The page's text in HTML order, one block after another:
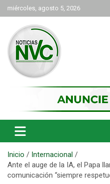
Saltar
al
contenido
miércoles, agosto 5, 2026
NVC Noticias
Inicio
Internacional
Ante el auge de la IA, el Papa
comunicación “siempre